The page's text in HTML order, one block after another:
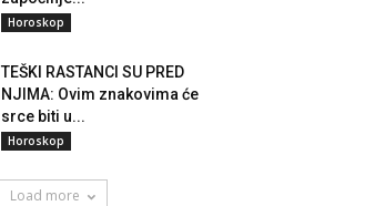
Horoskop
TEŠKI RASTANCI SU PRED
NJIMA: Ovim znakovima će
srce biti u...
Horoskop
Load more